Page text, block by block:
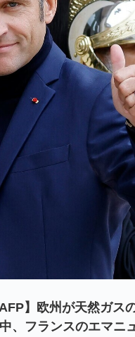
AFP】欧州が天然ガス
、フランスのエマニ